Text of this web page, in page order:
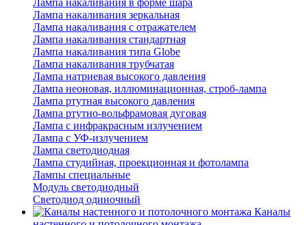
Лампа накаливания в форме шара
Лампа накаливания зеркальная
Лампа накаливания с отражателем
Лампа накаливания стандартная
Лампа накаливания типа Globe
Лампа накаливания трубчатая
Лампа натриевая высокого давления
Лампа неоновая, иллюминационная, строб-лампа
Лампа ртутная высокого давления
Лампа ртутно-вольфрамовая дуговая
Лампа с инфракрасным излучением
Лампа с УФ-излучением
Лампа светодиодная
Лампа студийная, проекционная и фотолампа
Лампы специальные
Модуль светодиодный
Светодиод одиночный
Каналы